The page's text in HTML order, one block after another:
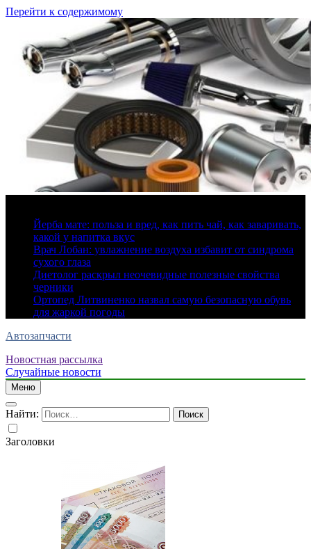
Перейти к содержимому
Йерба мате: польза и вред, как пить чай, как заваривать,
какой у напитка вкус
Врач Лобан: увлажнение воздуха избавит от синдрома
сухого глаза
Диетолог раскрыл неочевидные полезные свойства
черники
Ортопед Литвиненко назвал самую безопасную обувь
для жаркой погоды
Автозапчасти
Новостная рассылка
Случайные новости
Меню
Найти:
Заголовки